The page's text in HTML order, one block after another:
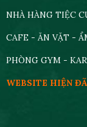
NHÀ HÀNG TIỆC
CAFE - ĂN VẶT -
PHÒNG GYM -
WEBSITE HIỆN